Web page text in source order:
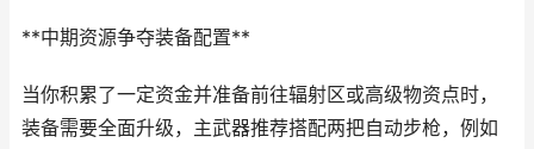
**中期资源争夺装备配置**
当你积累了一定资金并准备前往辐射区或高级物资点时，
装备需要全面升级，主武器推荐搭配两把自动步枪，例如